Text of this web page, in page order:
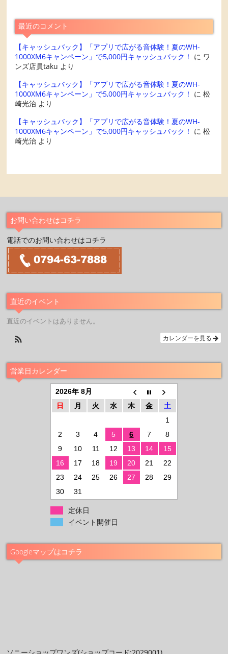
最近のコメント
【キャッシュバック】「アプリで広がる音体験！夏のWH-
1000XM6キャンペーン」で5,000円キャッシュバック！ に ワ
ンズ店員taku より
【キャッシュバック】「アプリで広がる音体験！夏のWH-
1000XM6キャンペーン」で5,000円キャッシュバック！ に松
崎光治 より
【キャッシュバック】「アプリで広がる音体験！夏のWH-
1000XM6キャンペーン」で5,000円キャッシュバック！ に松
崎光治 より
お問い合わせはコチラ
電話でのお問い合わせはコチラ
直近のイベント
直近のイベントはありません。
カレンダーを見る
営業日カレンダー
2026年 8月
日
月 火 水 木 金
土
1
2
3 4 5 6 7
8
9
10 11 12 13 14
15
16
17 18 19 20 21
22
23
24 25 26 27 28
29
30
31
定休日
イベント開催日
Googleマップはコチラ